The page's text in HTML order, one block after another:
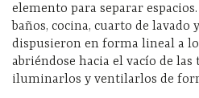
elemento para separar
baños, cocina, cuarto de lavado
dispusieron en forma lineal a
abriéndose hacia el vacío de las
iluminarlos y ventilarlos de